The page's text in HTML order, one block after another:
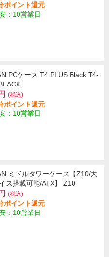
ポイント還元
：10営業日
PCケース T4 PLUS Black T4-
(税込)
ポイント還元
：10営業日
ミドルタワーケース【Z10/大
ス搭載可能/ATX】 Z10
(税込)
ポイント還元
：10営業日